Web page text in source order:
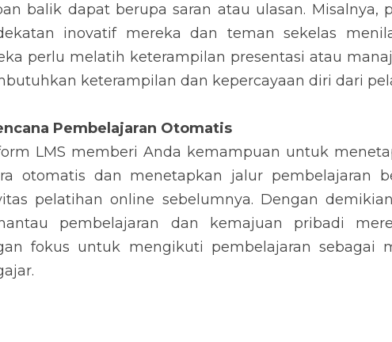
balik dapat berupa saran atau ulasan. Misalnya,
inovatif mereka dan teman sekelas
perlu melatih keterampilan presentasi atau
keterampilan dan kepercayaan diri dari
Pembelajaran Otomatis
LMS memberi Anda kemampuan untuk
otomatis dan menetapkan jalur pembelajaran
pelatihan online sebelumnya. Dengan
pembelajaran dan kemajuan pribadi
fokus untuk mengikuti pembelajaran sebagai